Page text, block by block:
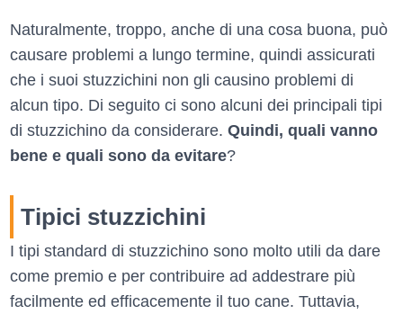
Naturalmente, troppo, anche di una cosa buona, può
causare problemi a lungo termine, quindi assicurati
che i suoi stuzzichini non gli causino problemi di
alcun tipo. Di seguito ci sono alcuni dei principali tipi
di stuzzichino da considerare. Quindi, quali vanno
bene e quali sono da evitare?
Tipici stuzzichini
I tipi standard di stuzzichino sono molto utili da dare
come premio e per contribuire ad addestrare più
facilmente ed efficacemente il tuo cane. Tuttavia,